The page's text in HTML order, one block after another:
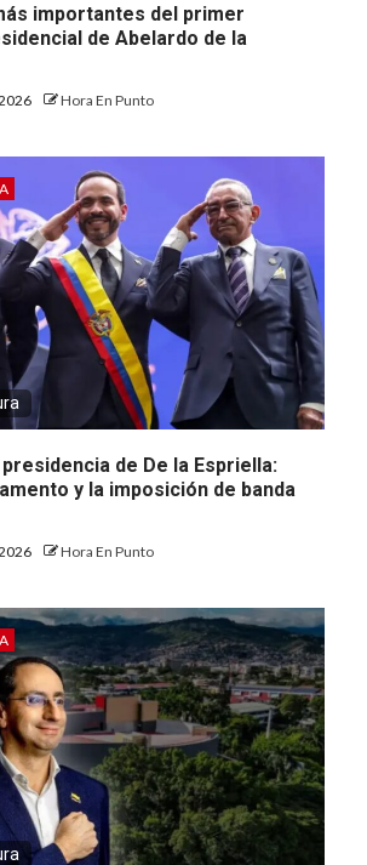
importantes del primer
de Abelardo de la
Hora En Punto
de De la Espriella:
y la imposición de banda
Hora En Punto